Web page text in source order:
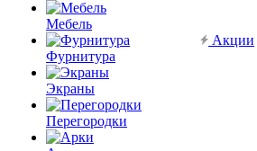
Мебель
Фурнитура
Экраны
Перегородки
Акции